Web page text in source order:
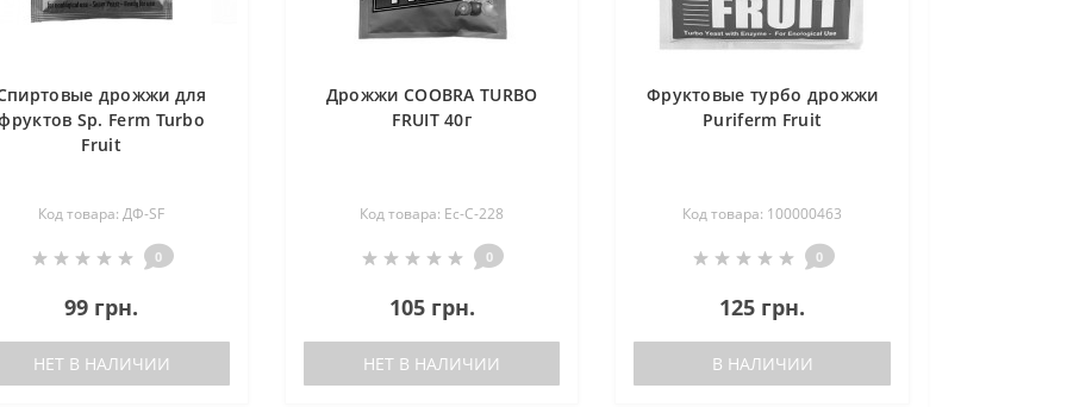
дрожжи для
Sp. Ferm Turbo
Fruit
Код товара: ДФ-SF
0
99 грн.
НЕТ В НАЛИЧИИ
Дрожжи COOBRA TURBO
FRUIT 40г
Код товара: Ес-С-228
0
105 грн.
НЕТ В НАЛИЧИИ
Фруктовые турбо дрожжи
Puriferm Fruit
Код товара: 100000463
0
125 грн.
В НАЛИЧИИ